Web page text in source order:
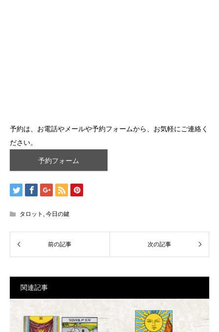
予約は、お電話やメールや予約フォームから、お気軽にご連絡く
ださい。
予約フォーム
タロット 今日の鍵
関連記事